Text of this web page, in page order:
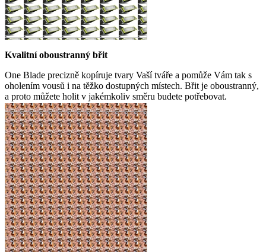
Kvalitní oboustranný břit
One Blade precizně kopíruje tvary Vaší tváře a pomůže Vám tak s
oholením vousů i na těžko dostupných místech. Břit je oboustranný,
a proto můžete holit v jakémkoliv směru budete potřebovat.